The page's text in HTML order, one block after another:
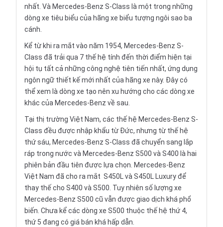
nhất. Và Mercedes-Benz S-Class là một trong những
dòng xe tiêu biểu của hãng xe biểu tượng ngôi sao ba
cánh.
Kể từ khi ra mắt vào năm 1954, Mercedes-Benz S-
Class đã trải qua 7 thế hệ tính đến thời điểm hiện tại
hội tụ tất cả những công nghệ tiên tiến nhất, ứng dụng
ngôn ngữ thiết kế mới nhất của hãng xe này. Đây có
thể xem là dòng xe tạo nên xu hướng cho các dòng xe
khác của Mercedes-Benz về sau.
Tại thị trường Việt Nam, các thế hệ Mercedes-Benz S-
Class đều được nhập khẩu từ Đức, nhưng từ thế hệ
thứ sáu, Mercedes-Benz S-Class đã chuyển sang lắp
ráp trong nước và Mercedes-Benz S500 và S400 là hai
phiên bản đầu tiên được lựa chọn. Mercedes-Benz
Việt Nam đã cho ra mắt S450L và S450L Luxury để
thay thế cho S400 và S500. Tuy nhiên số lượng xe
Mercedes-Benz S500 cũ vẫn được giao dịch khá phổ
biến. Chưa kể các dòng xe S500 thuộc thế hệ thứ 4,
thứ 5 đang có giá bán khá hấp dẫn.